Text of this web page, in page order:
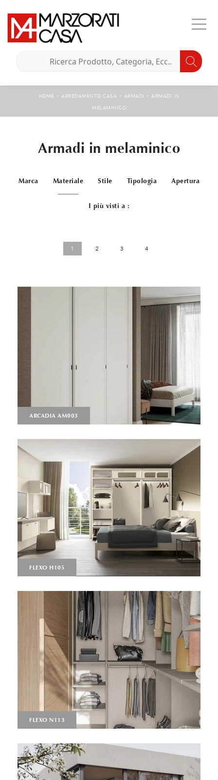
HOME - ARREDAMENTO CASA - ARMADI - ARMADI IN
MELAMINICO
Armadi in melaminico
Marca Materiale Stile Tipologia Apertura
I più visti a :
1 2 3 4
ARCADIA AM003
FLEXO H105
FLEXO N113